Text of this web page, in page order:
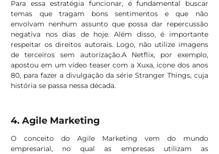
Para essa estratégia funcionar, é fundamental buscar
temas que tragam bons sentimentos e que não
envolvam nenhum assunto que possa dar repercussão
negativa nos dias de hoje. Além disso, é importante
respeitar os direitos autorais. Logo, não utilize imagens
de terceiros sem autorização.A Netflix, por exemplo,
apostou em um vídeo teaser com a Xuxa, ícone dos anos
80, para fazer a divulgação da série Stranger Things, cuja
história se passa nessa década.
4. Agile Marketing
O conceito do Agile Marketing vem do mundo
empresarial, no qual as empresas utilizam as